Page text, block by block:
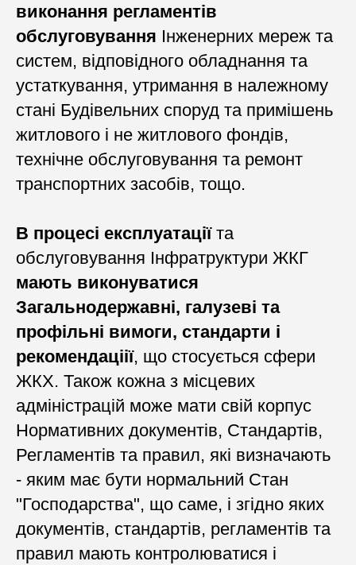
виконання регламентів
обслуговування Інженерних мереж та
систем, відповідного обладнання та
устаткування, утримання в належному
стані Будівельних споруд та примішень
житлового і не житлового фондів,
технічне обслуговування та ремонт
транспортних засобів, тощо.
В процесі експлуатаціїта
обслуговування Інфратруктури ЖКГ
мають виконуватися
Загальнодержавні, галузеві та
профільні вимоги, стандарти і
рекомендаціії, що стосується сфери
ЖКХ. Також кожна з місцевих
адміністрацій може мати свій корпус
Нормативних документів, Стандартів,
Регламентів та правил, які визначають
- яким має бути нормальний Стан
"Господарства", що саме, і згідно яких
документів, стандартів, регламентів та
правил мають контролюватися і